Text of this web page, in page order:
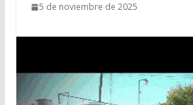
5 de noviembre de 2025